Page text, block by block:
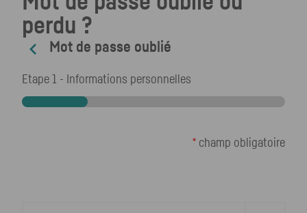
perdu ?
Mot de passe oublié
Etape 1 - Informations personnelles
* champ obligatoire